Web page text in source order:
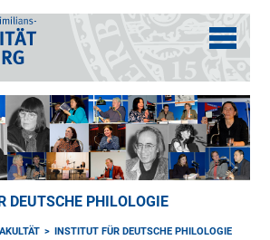
DEUTSCHE PHILOLOGIE
INSTITUT FÜR DEUTSCHE PHILOLOGIE